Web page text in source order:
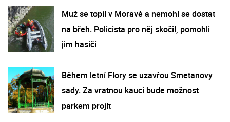
Muž se topil v Moravě a nemohl se dostat
na břeh. Policista pro něj skočil, pomohli
jim hasiči
Během letní Flory se uzavřou Smetanovy
sady. Za vratnou kauci bude možnost
parkem projít